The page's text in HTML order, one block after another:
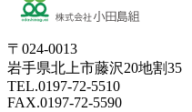
〒024-0013
岩手県北上市藤沢20地割35
TEL.0197-72-5510
FAX.0197-72-5590